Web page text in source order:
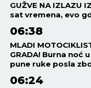
GUŽVE NA IZLAZU
sat vremena, evo
06:38
MLADI
GRADA! Burna noć
pune ruke posla
06:24